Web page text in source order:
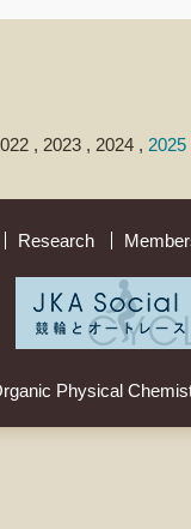
, 2023 , 2024 , 2025
Research
Physical